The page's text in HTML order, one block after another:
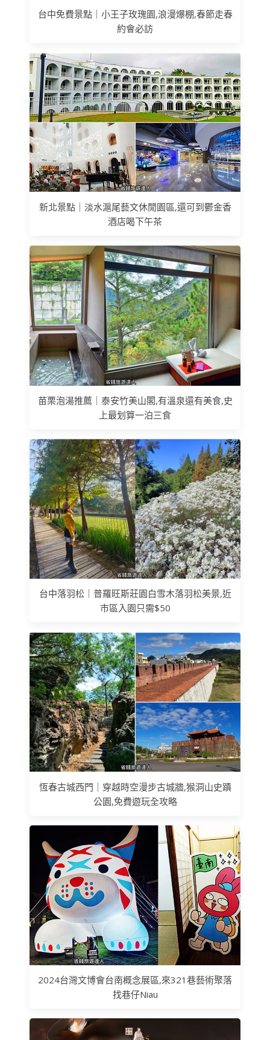
台中免費景點｜小王子玫瑰園,浪漫爆棚,春節走春
約會必訪
新北景點｜淡水滬尾藝文休閒園區,還可到鬱金香
酒店喝下午茶
苗栗泡湯推薦｜泰安竹美山閣,有溫泉還有美食,史
上最划算一泊三食
台中落羽松｜普羅旺斯莊園白雪木落羽松美景,近
市區入園只需$50
恆春古城西門｜穿越時空漫步古城牆,猴洞山史蹟
公園,免費遊玩全攻略
2024台灣文博會台南概念展區,來321巷藝術聚落
找巷仔Niau